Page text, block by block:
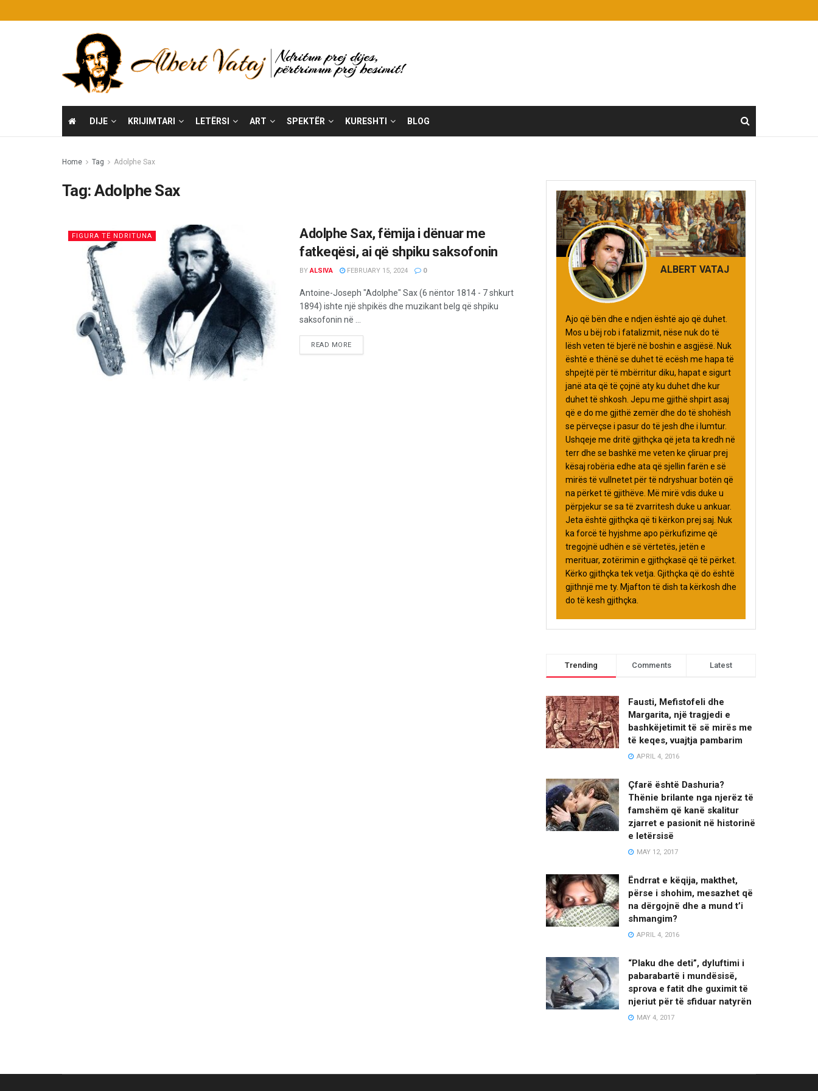
DIJE KRIJIMTARI LETËRSI ART SPEKTËR KURESHTI BLOG
Home Tag Adolphe Sax
Tag:Adolphe Sax
FIGURA TË NDRITUNA
Adolphe Sax, fëmija i dënuar me
fatkeqësi, ai që shpiku saksofonin
BY ALSIVA FEBRUARY 15, 2024 0
Antoine-Joseph "Adolphe" Sax (6 nëntor 1814 - 7 shkurt
1894) ishte një shpikës dhe muzikant belg që shpiku
saksofonin në ...
READ MORE
ALBERT VATAJ
Ajo që bën dhe e ndjen është ajo që duhet.
Mos u bëj rob i fatalizmit, nëse nuk do të
lësh veten të bjerë në boshin e asgjësë. Nuk
është e thënë se duhet të ecësh me hapa të
shpejtë për të mbërritur diku, hapat e sigurt
janë ata që të çojnë aty ku duhet dhe kur
duhet të shkosh. Jepu me gjithë shpirt asaj
që e do me gjithë zemër dhe do të shohësh
se përveçse i pasur do të jesh dhe i lumtur.
Ushqeje me dritë gjithçka që jeta ta kredh në
terr dhe se bashkë me veten ke çliruar prej
kësaj robëria edhe ata që sjellin farën e së
mirës të vullnetet për të ndryshuar botën që
na përket të gjithëve. Më mirë vdis duke u
përpjekur se sa të zvarritesh duke u ankuar.
Jeta është gjithçka që ti kërkon prej saj. Nuk
ka forcë të hyjshme apo përkufizime që
tregojnë udhën e së vërtetës, jetën e
merituar, zotërimin e gjithçkasë që të përket.
Kërko gjithçka tek vetja. Gjithçka që do është
gjithnjë me ty. Mjafton të dish ta kërkosh dhe
do të kesh gjithçka.
Trending Comments Latest
Fausti, Mefistofeli dhe
Margarita, një tragjedi e
bashkëjetimit të së mirës me
të keqes, vuajtja pambarim
APRIL 4, 2016
Çfarë është Dashuria?
Thënie brilante nga njerëz të
famshëm që kanë skalitur
zjarret e pasionit në historinë
e letërsisë
MAY 12, 2017
Ëndrrat e këqija, makthet,
përse i shohim, mesazhet që
na dërgojnë dhe a mund t’i
shmangim?
APRIL 4, 2016
“Plaku dhe deti”, dyluftimi i
pabarabartë i mundësisë,
sprova e fatit dhe guximit të
njeriut për të sfiduar natyrën
MAY 4, 2017